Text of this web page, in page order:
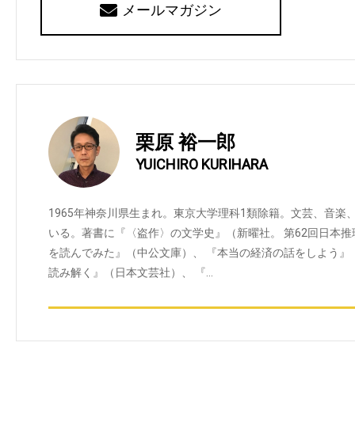
メールマガジン
栗原 裕一郎
YUICHIRO KURIHARA
1965年神奈川県生まれ。東京大学理科1類除籍。文芸、音楽
いる。著書に『〈盗作〉の文学史』（新曜社。 第62回日本
を読んでみた』（中公文庫）、 『本当の経済の話をしよう
読み解く』（日本文芸社）、 『…